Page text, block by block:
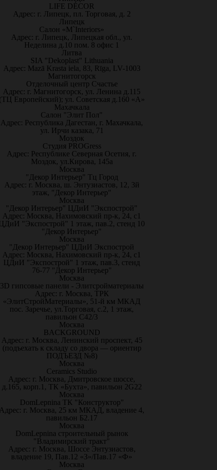
LIFE DÉCOR
Адрес: г. Липецк, пл. Торговая, д. 2
Липецк
Салон «M`Interiors»
Адрес: г. Липецк, Липецкая обл., ул.
Неделина д.10 пом. 8 офис 1
Литва
SIA "Dekoplast" Lithuania
Адрес: Mazā Krasta iela, 83, Rīga, LV-1003
Магнитогорск
Отделочный центр Счастье
Адрес: г. Магнитогорск, ул. Ленина д.115
Европейский); ул. Советская д.160 «А»
Махачкала
Салон "Элит Пол"
Адрес: Республика Дагестан, г. Махачкала,
ул. Ирчи казака, 71
Моздок
Студия PROGress
Адрес: Республике Северная Осетия, г.
Моздок, ул.Кирова, 145а
Москва
"Декор Интерьер" Тц Город
Адрес: г. Москва, ш. Энтузиастов, 12, 3й
этаж, "Декор Интерьер"
Москва
"Декор Интерьер" ЦДиИ "Экспострой"
Адрес: Москва, Нахимовский пр-к, 24, с1
"Экспострой" 1 этаж, пав.2, стенд 10
"Декор Интерьер"
Москва
"Декор Интерьер" ЦДиИ Экспострой
Адрес: Москва, Нахимовский пр-к, 24, с1
ЦДиИ "Экспострой" 1 этаж, пав.3, стенд
76-77 "Декор Интерьер"
Москва
3D гипсовые панели - Элитсройматериалы
Адрес: г. Москва, ТРК
«ЭлитСтройМатериалы», 51-й км МКАД
пос. Заречье, ул.Торговая, с.2, 1 этаж,
павильон С42/3
Москва
BACKGROUND
Адрес: г. Москва, Ленинский проспект, 45
(подъехать к складу со двора — ориентир
ПОДЪЕЗД №8)
Москва
Ceramics Studio
Адрес: г. Москва, Дмитровское шоссе,
д.165, корп.1, ТК «Бухта», павильон 2G22
Москва
DomLepnina ТК "Конструктор"
г. Москва, 25 км МКАД, владение 4,
павильон Б2.17
Москва
DomLepnina строительный рынок
"Владимирский тракт"
Адрес: г. Москва, Шоссе Энтузиастов,
владение 19, Пав.12 «З»/Пав.17 «Ф»
Москва